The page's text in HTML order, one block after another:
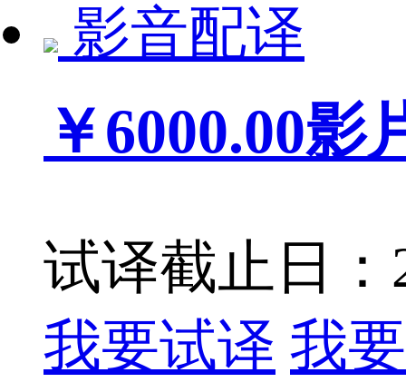
影音配译
￥6000.00影
试译截止日：
我要试译 我